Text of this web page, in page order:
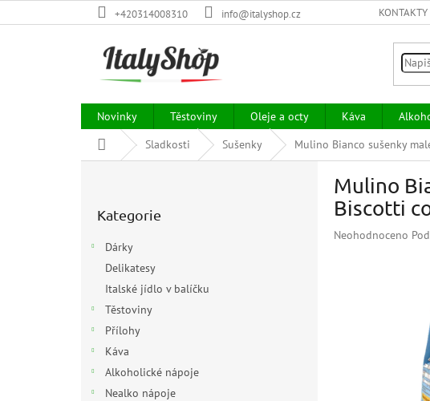
na
+420314008310 info@italyshop.cz KONTAKTY
Novinky Těstoviny Oleje a octy Káva
Domů
Sladkosti Sušenky Mulino Bianco sušenky
kategorie
Kategorie
Dárky
Delikatesy
Italské jídlo v balíčku
Těstoviny
Přílohy
Káva
Alkoholické nápoje
Nealko nápoje
Mulino
Biscotti
Průměrné
Neohodnoceno